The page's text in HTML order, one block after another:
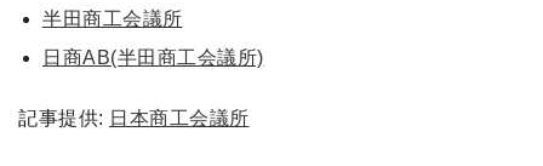
半田商工会議所
日商AB(半田商工会議所)
記事提供: 日本商工会議所